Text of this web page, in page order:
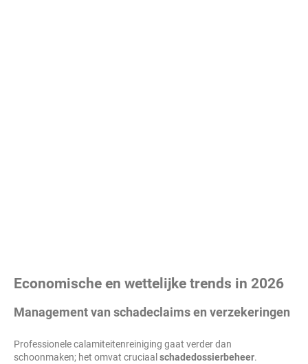
Economische en wettelijke trends in 2026
Management van schadeclaims en verzekeringen
Professionele calamiteitenreiniging gaat verder dan
schoonmaken; het omvat cruciaal schadedossierbeheer.